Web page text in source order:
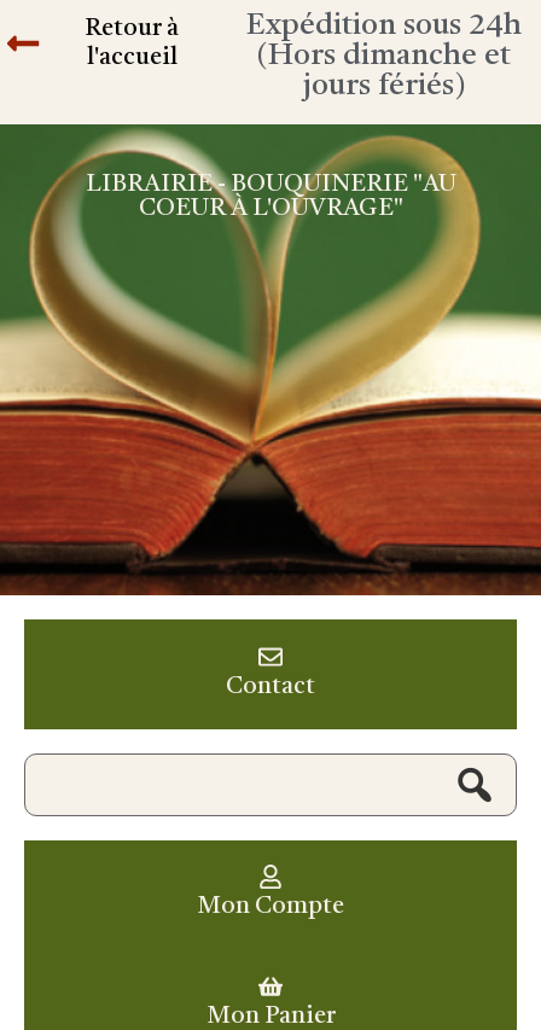
Retour à
l'accueil
Expédition sous 24h
(Hors dimanche et
jours fériés)
LIBRAIRIE - BOUQUINERIE "AU
COEUR À L'OUVRAGE"
Contact
Mon Compte
Mon Panier